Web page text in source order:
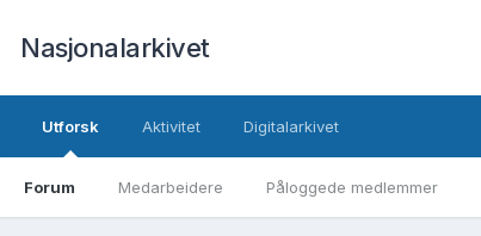
Nasjonalarkivet
Utforsk
Forum Medarbeidere Påloggede medlemmer
Aktivitet Digitalarkivet